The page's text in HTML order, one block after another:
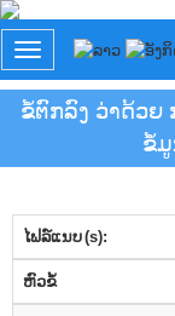
T
o
g
g
e
a
v
i
g
a
ຂໍ້ຕົກລົງ ວ່າດ້ວຍ
ຂໍ້ມູ
ໄຟລ໌ແນບ (s):
​ຫົວ​ຂໍ້